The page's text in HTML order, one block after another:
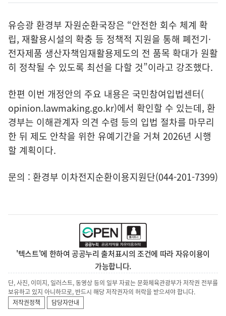
유승광 환경부 자원순환국장은 “안전한 회수 체계 확
립, 재활용시설의 확충 등 정책적 지원을 통해 폐전기·
전자제품 생산자책임재활용제도의 전 품목 확대가 원활
히 정착될 수 있도록 최선을 다할 것”이라고 강조했다.
한편 이번 개정안의 주요 내용은 국민참여입법센터(
opinion.lawmaking.go.kr)에서 확인할 수 있는데, 환
경부는 이해관계자 의견 수렴 등의 입법 절차를 마무리
한 뒤 제도 안착을 위한 유예기간을 거쳐 2026년 시행
할 계획이다.
문의 : 환경부 이차전지순환이용지원단(044-201-7399)
'텍스트'에 한하여 공공누리 출처표시의 조건에 따라 자유이용이
가능합니다.
단, 사진, 이미지, 일러스트, 동영상 등의 일부 자료는 문화체육관광부가 저작권 전부를
보유하고 있지 아니하므로, 반드시 해당 저작권자의 허락을 받으셔야 합니다.
저작권정책
담당자안내